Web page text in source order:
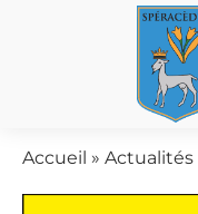
Accueil » Actualités